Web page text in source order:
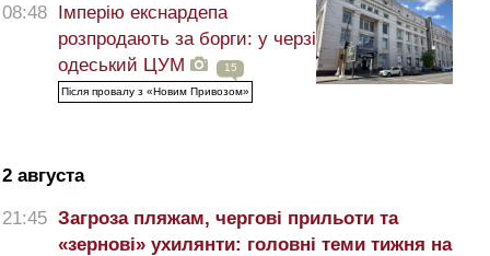
08:48 Імперію екснардепа
розпродають за борги: у черзі
одеський ЦУМ
15
Після провалу з «Новим Привозом»
2 августа
21:45 Загроза пляжам, чергові прильоти та
«зернові» ухилянти: головні теми тижня на